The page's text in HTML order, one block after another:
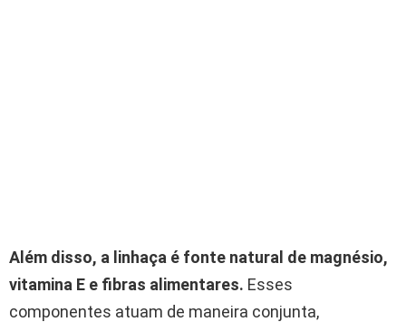
Além disso, a linhaça é fonte natural de magnésio,
vitamina E e fibras alimentares. Esses
componentes atuam de maneira conjunta,